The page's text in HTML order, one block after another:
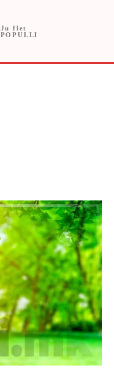
Ju flet
POPULLI